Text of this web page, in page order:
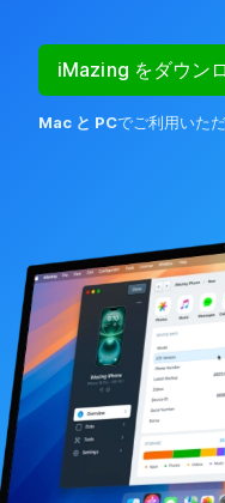
iMazing をダウン
Mac と PCでご利用いただ